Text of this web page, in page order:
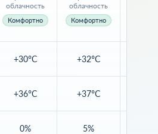
облачность
Комфортно
+30°C
+36°C
0%
облачность
Комфортно
+32°C
+37°C
5%